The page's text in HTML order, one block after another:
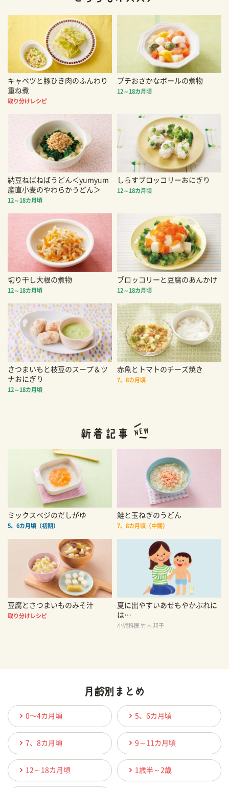
キャベツと豚ひき肉のふんわり
重ね煮
取り分けレシピ
プチおさかなボールの煮物
12～18カ月頃
納豆ねばねばうどん＜yumyum
産直小麦のやわらかうどん＞
12～18カ月頃
しらすブロッコリーおにぎり
12～18カ月頃
切り干し大根の煮物
12～18カ月頃
ブロッコリーと豆腐のあんかけ
12～18カ月頃
さつまいもと枝豆のスープ＆ツ
ナおにぎり
12～18カ月頃
赤魚とトマトのチーズ焼き
7、8カ月頃
ミックスベジのだしがゆ
5、6カ月頃（初期）
鮭と玉ねぎのうどん
7、8カ月頃（中期）
豆腐とさつまいものみそ汁
取り分けレシピ
夏に出やすいあせもやかぶれに
は…
小児科医 竹内 邦子
0〜4カ月頃 5、6カ月頃
7、8カ月頃 9～11カ月頃
12～18カ月頃 1歳半～2歳